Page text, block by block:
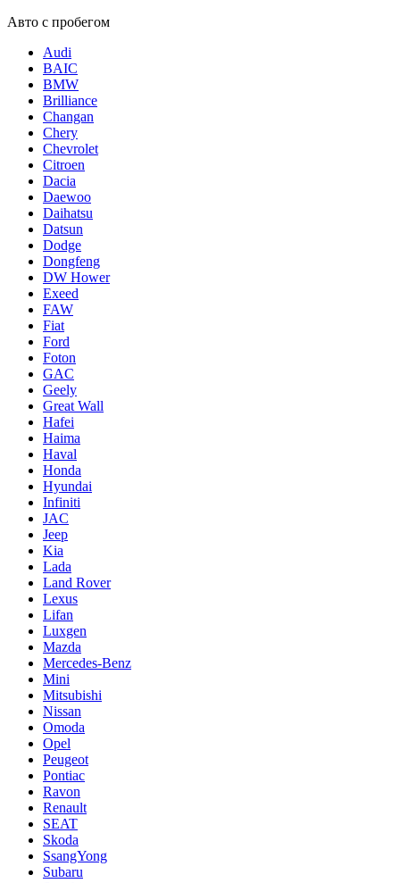
Авто с пробегом
Audi
BAIC
BMW
Brilliance
Changan
Chery
Chevrolet
Citroen
Dacia
Daewoo
Daihatsu
Datsun
Dodge
Dongfeng
DW Hower
Exeed
FAW
Fiat
Ford
Foton
GAC
Geely
Great Wall
Hafei
Haima
Haval
Honda
Hyundai
Infiniti
JAC
Jeep
Kia
Lada
Land Rover
Lexus
Lifan
Luxgen
Mazda
Mercedes-Benz
Mini
Mitsubishi
Nissan
Omoda
Opel
Peugeot
Pontiac
Ravon
Renault
SEAT
Skoda
SsangYong
Subaru